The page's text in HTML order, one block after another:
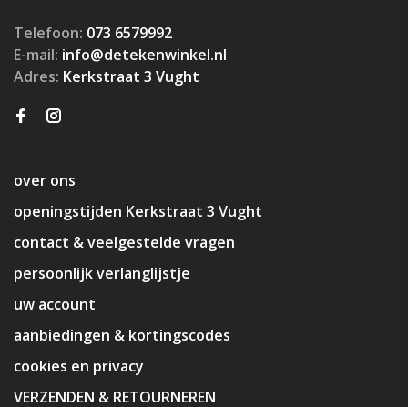
Telefoon: 073 6579992
E-mail: info@detekenwinkel.nl
Adres: Kerkstraat 3 Vught
over ons
openingstijden Kerkstraat 3 Vught
contact & veelgestelde vragen
persoonlijk verlanglijstje
uw account
aanbiedingen & kortingscodes
cookies en privacy
VERZENDEN & RETOURNEREN